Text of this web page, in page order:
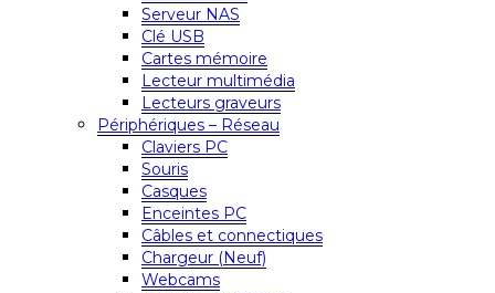
Serveur NAS
Clé USB
Cartes mémoire
Lecteur multimédia
Lecteurs graveurs
Périphériques – Réseau
Claviers PC
Souris
Casques
Enceintes PC
Câbles et connectiques
Chargeur (Neuf)
Webcams